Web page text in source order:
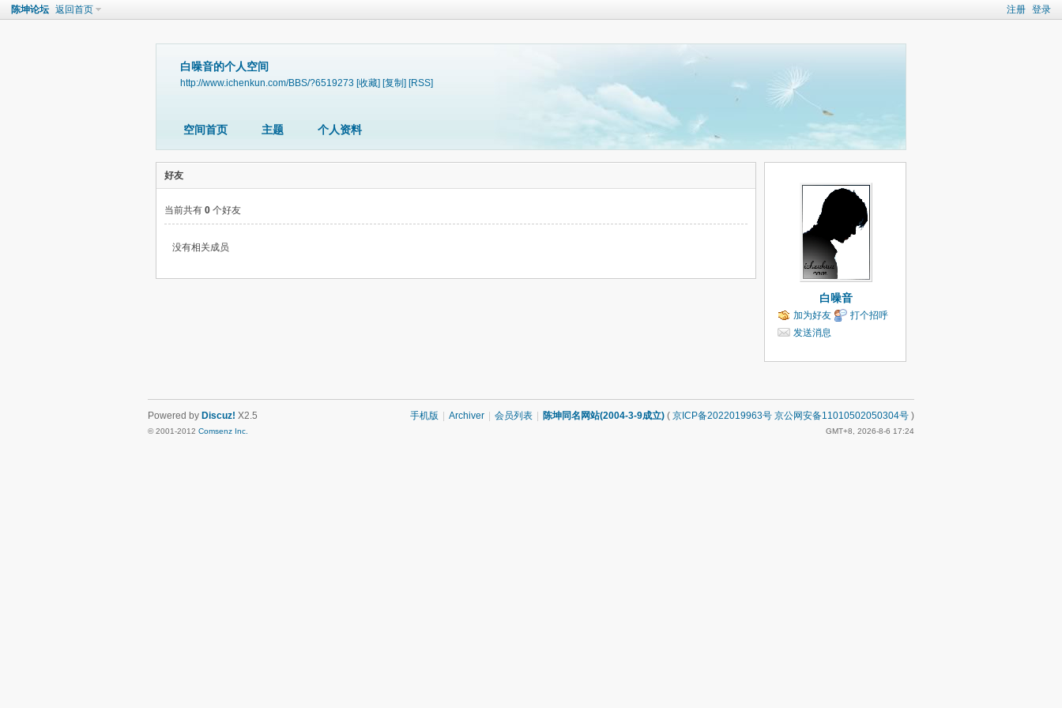
注册 登录
陈坤论坛 返回首页
白噪音的个人空间
http://www.ichenkun.com/BBS/?6519273 [收藏] [复制] [RSS]
空间首页 主题 个人资料
好友
当前共有 0 个好友
没有相关成员
白噪音
加为好友
打个招呼
发送消息
手机版 Archiver 会员列表 陈坤同名网站(2004-3-9成立) ( 京ICP备2022019963号 京公网安备11010502050304号 )
GMT+8, 2026-8-6 17:24
Powered by Discuz! X2.5
© 2001-2012 Comsenz Inc.